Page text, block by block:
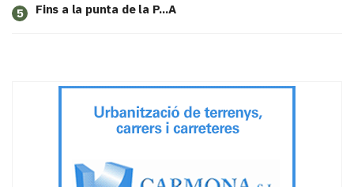
5 Fins a la punta de la P...A